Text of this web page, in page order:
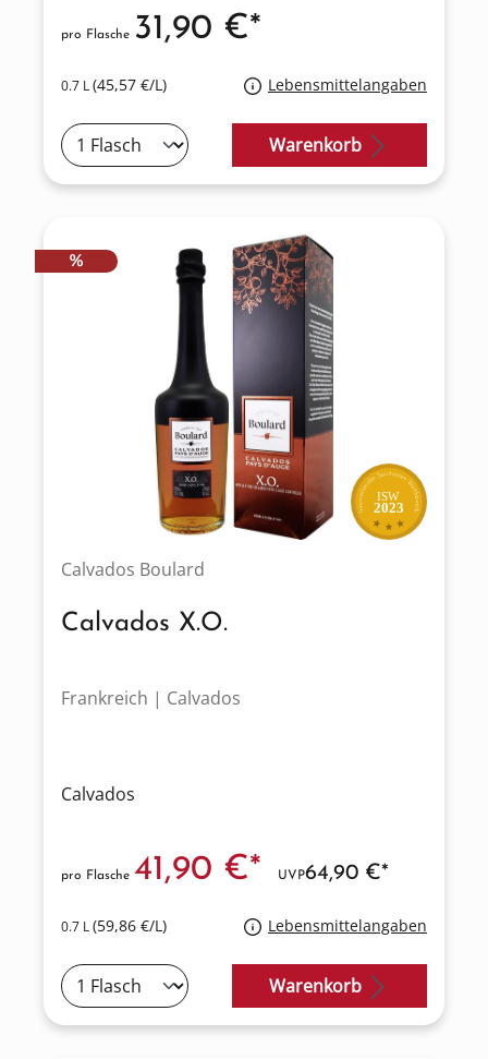
0.7 L(45,57 €/L) Lebensmittelangaben
pro Flasche 31,90 €*
Warenkorb
RABATT
%
2023
ISW
Calvados Boulard
Calvados X.O.
Frankreich | Calvados
Calvados
0.7 L(59,86 €/L) Lebensmittelangaben
pro Flasche 41,90 €* UVP64,90 €*
Warenkorb